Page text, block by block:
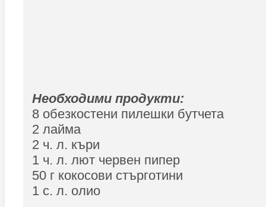
Необходими продукти:
8 обезкостени пилешки бутчета
2 лайма
2 ч. л. къри
1 ч. л. лют червен пипер
50 г кокосови стърготини
1 с. л. олио